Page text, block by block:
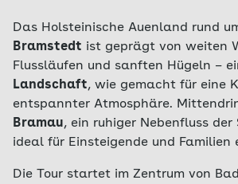
Das Holsteinische Auenland rund
Bramstedt ist geprägt von weiten
Flussläufen und sanften Hügeln –
Landschaft, wie gemacht für eine
entspannter Atmosphäre.
Bramau, ein ruhiger Nebenfluss der
ideal für Einsteigende und Familien
Die Tour startet im Zentrum von